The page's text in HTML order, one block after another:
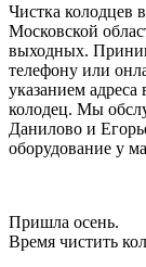
Чистка колодцев
Московской
выходных.
телефону или
указанием
колодец. Мы
Данилово и
оборудование у
Пришла осень.
Время чистить